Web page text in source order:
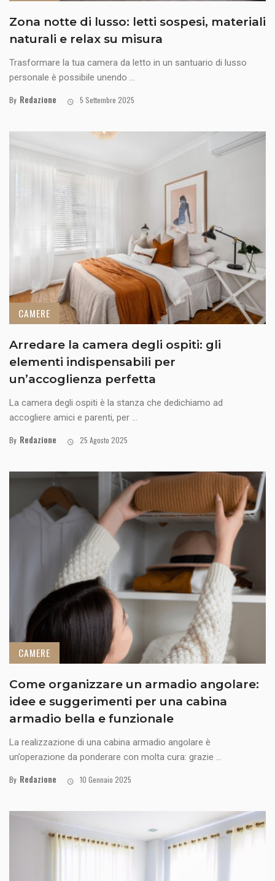
Zona notte di lusso: letti sospesi, materiali
naturali e relax su misura
Trasformare la tua camera da letto in un santuario di lusso
personale è possibile unendo ...
By Redazione 5 Settembre 2025
CAMERE
Arredare la camera degli ospiti: gli
elementi indispensabili per
un’accoglienza perfetta
La camera degli ospiti è la stanza che dedichiamo ad
accogliere amici e parenti, per ...
By Redazione 25 Agosto 2025
CAMERE
Come organizzare un armadio angolare:
idee e suggerimenti per una cabina
armadio bella e funzionale
La realizzazione di una cabina armadio angolare è
un’operazione da ponderare con molta cura: grazie ...
By Redazione 10 Gennaio 2025